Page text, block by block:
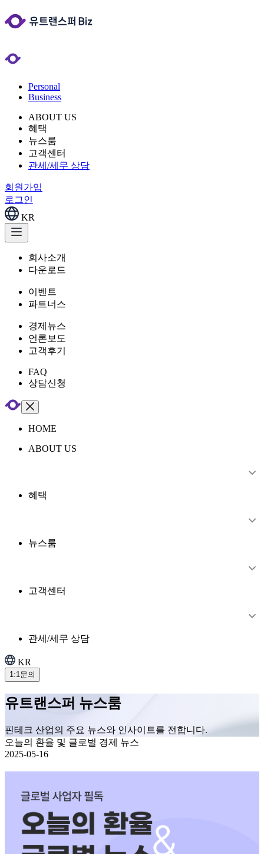
Personal
Business
ABOUT US
혜택
뉴스룸
고객센터
관세/세무 상담
회원가입
로그인
KR
회사소개
다운로드
이벤트
파트너스
경제뉴스
언론보도
고객후기
FAQ
상담신청
HOME
ABOUT US
혜택
뉴스룸
고객센터
관세/세무 상담
KR
1:1문의
유트랜스퍼 뉴스룸
핀테크 산업의 주요 뉴스와 인사이트를 전합니다.
오늘의 환율 및 글로벌 경제 뉴스
2025-05-16